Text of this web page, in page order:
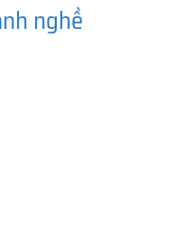
nghề